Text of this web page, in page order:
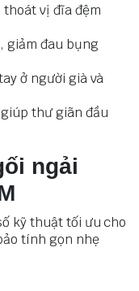
thoát vị đĩa đệm
giảm đau bụng
ở người già và
thư giãn đầu
ngải
kỹ thuật tối ưu cho
tính gọn nhẹ